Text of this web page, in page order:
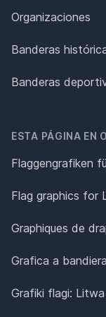
Organizaciones
Banderas
Banderas
ESTA PÁGINA EN
Flaggengrafiken
Flag graphics for
Graphiques de
Grafica a
Grafiki flagi: Litwa